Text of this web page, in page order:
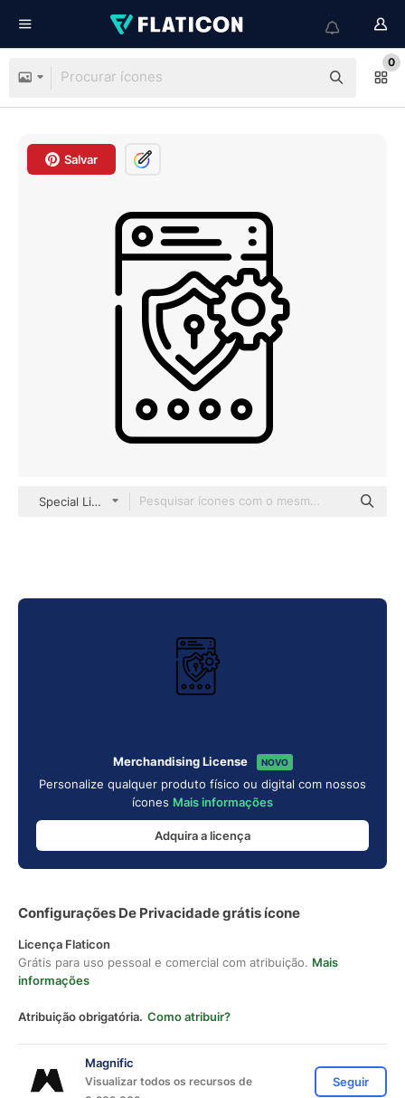
0
Salvar
Special Lineal
Merchandising License NOVO
Personalize qualquer produto físico ou digital com nossos
ícones Mais informações
Adquira a licença
Configurações De Privacidade grátis ícone
Licença Flaticon
Grátis para uso pessoal e comercial com atribuição. Mais
informações
Atribuição obrigatória. Como atribuir?
Magnific
Visualizar todos os recursos de
Seguir